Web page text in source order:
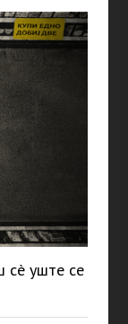
сè уште се